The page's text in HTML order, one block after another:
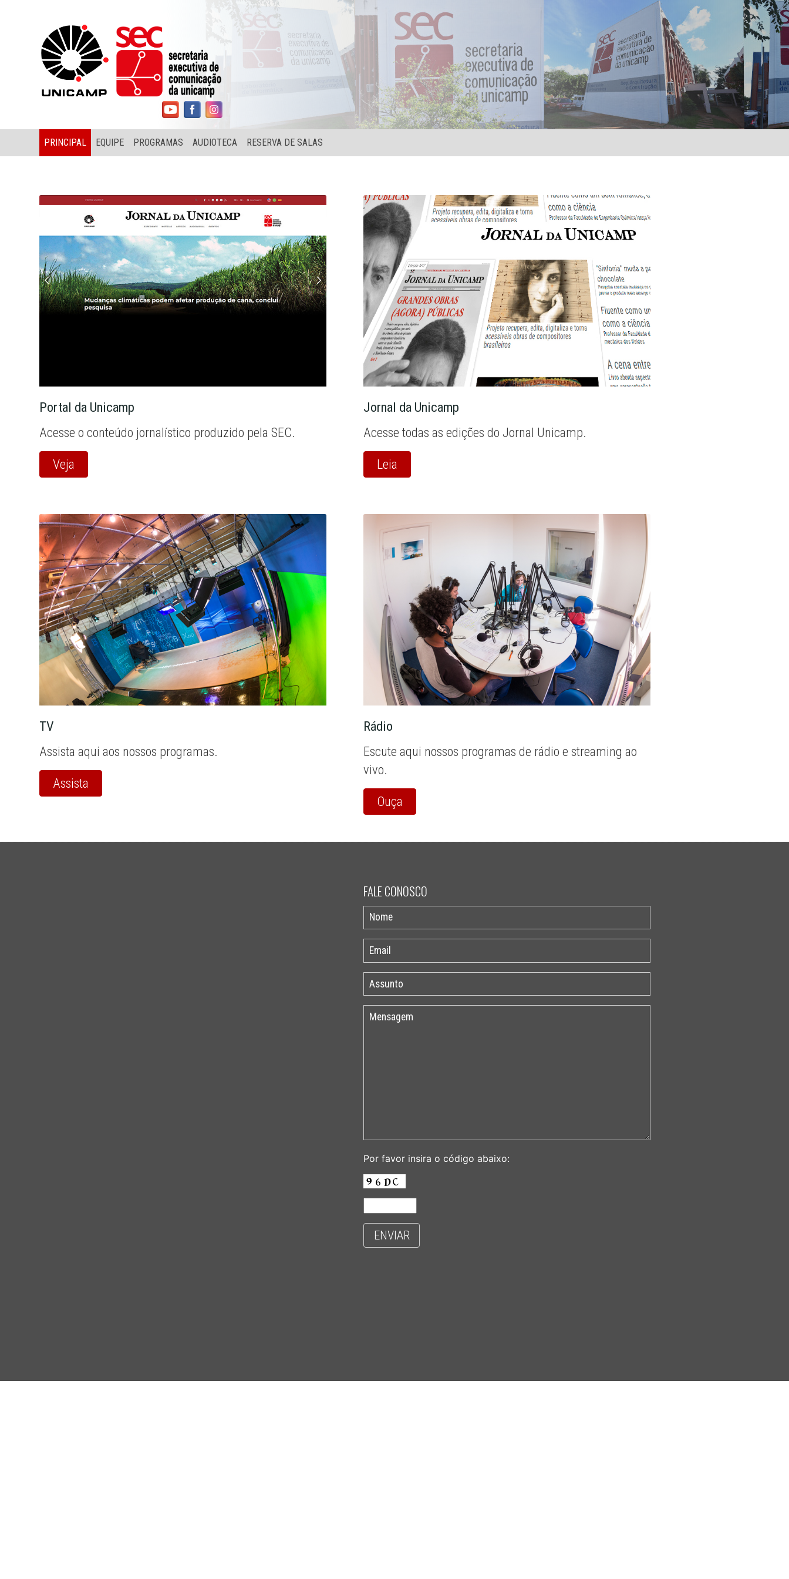
PRINCIPAL EQUIPE PROGRAMAS AUDIOTECA RESERVA DE SALAS
Portal da Unicamp
Acesse o conteúdo jornalístico produzido pela SEC.
Veja
Jornal da Unicamp
Acesse todas as edições do Jornal Unicamp.
Leia
TV
Assista aqui aos nossos programas.
Assista
Rádio
Escute aqui nossos programas de rádio e streaming ao
vivo.
Ouça
FALE CONOSCO
Por favor insira o código abaixo:
ENVIAR